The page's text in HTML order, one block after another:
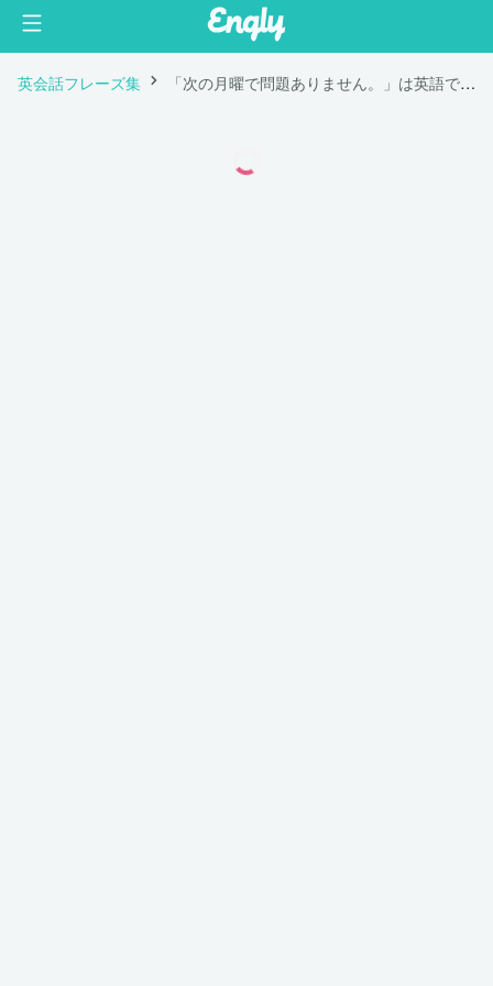
英会話フレーズ集 「次の月曜で問題ありません。」は英語で "Next Monday would work for me."